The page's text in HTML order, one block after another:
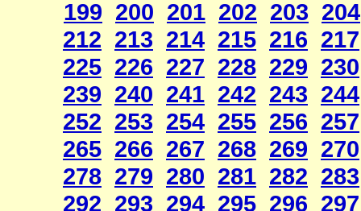
199 200 201 202 203 204
212 213 214 215 216 217
225 226 227 228 229 230
239 240 241 242 243 244
252 253 254 255 256 257
265 266 267 268 269 270
278 279 280 281 282 283
292 293 294 295 296 297